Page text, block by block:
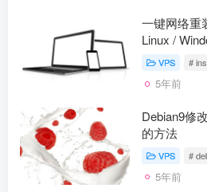
一键网络重
Linux /
VPS #
5年前
Debian9修
的方法
VPS #
5年前